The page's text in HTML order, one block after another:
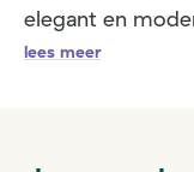
elegant en
lees meer